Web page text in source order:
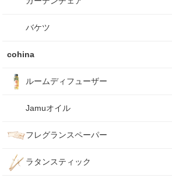
バケツ
cohina
ルームディフューザー
Jamuオイル
フレグランスペーパー
ラタンスティック